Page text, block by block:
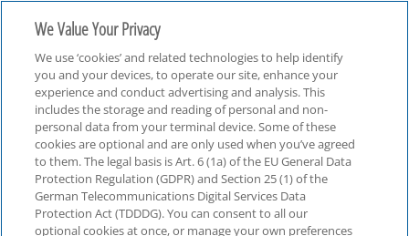
Event
We Value Your Privacy
We use ‘cookies’ and related technologies to help identify
you and your devices, to operate our site, enhance your
experience and conduct advertising and analysis. This
includes the storage and reading of personal and non-
personal data from your terminal device. Some of these
cookies are optional and are only used when you’ve agreed
to them. The legal basis is Art. 6 (1a) of the EU General Data
Protection Regulation (GDPR) and Section 25 (1) of the
German Telecommunications Digital Services Data
Protection Act (TDDDG). You can consent to all our
optional cookies at once, or manage your own preferences